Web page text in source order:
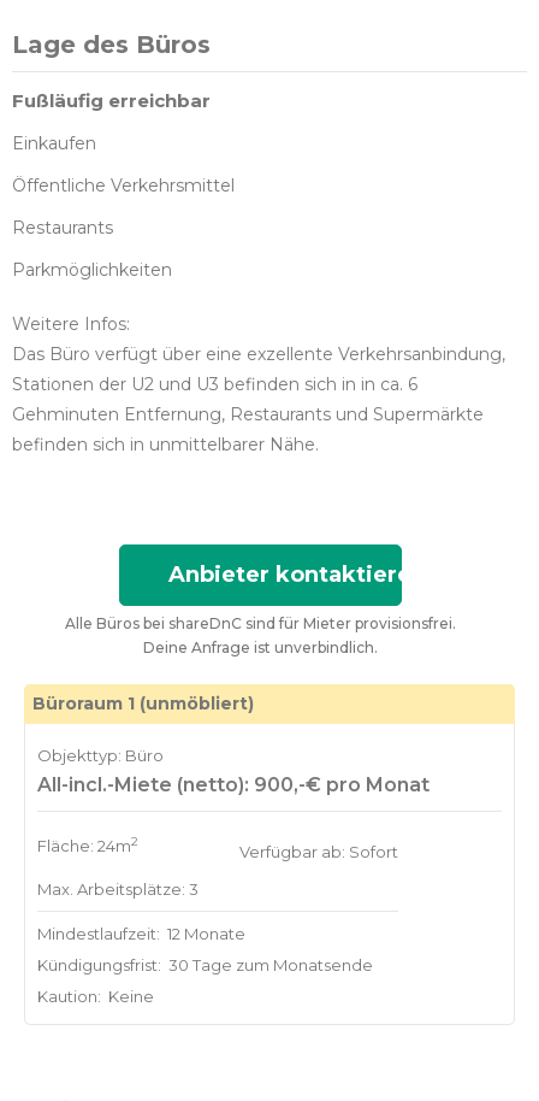
Lage des Büros
Fußläufig erreichbar
Einkaufen
Öffentliche Verkehrsmittel
Restaurants
Parkmöglichkeiten
Weitere Infos:
Das Büro verfügt über eine exzellente Verkehrsanbindung,
Stationen der U2 und U3 befinden sich in in ca. 6
Gehminuten Entfernung, Restaurants und Supermärkte
befinden sich in unmittelbarer Nähe.
Anbieter kontaktieren
Alle Büros bei shareDnC sind für Mieter provisionsfrei.
Deine Anfrage ist unverbindlich.
Büroraum 1 (unmöbliert)
Objekttyp: Büro
All-incl.-Miete (netto): 900,-€ pro Monat
Fläche: 24m2
Max. Arbeitsplätze: 3
Verfügbar ab: Sofort
Mindestlaufzeit: 12 Monate
Kündigungsfrist: 30 Tage zum Monatsende
Kaution: Keine